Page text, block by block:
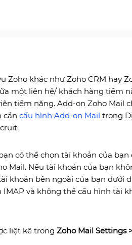
khác như Zoho CRM hay
một liên hệ/ khách hàng tiềm
tiềm năng. Add-on Zoho Mail
cầncấu hình Add-on Mail trong
có thể chọn tài khoản của
Mail. Nếu tài khoản của bạn
khoản bên ngoài của bạn dưới
và không thể cấu hình tài
liệt kê trongZoho Mail Settings